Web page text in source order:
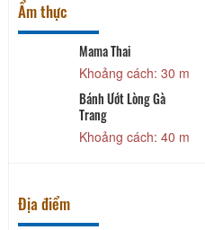
Ẩm thực
Mama Thai
Khoảng cách: 30 m
Bánh Ướt Lòng Gà
Trang
Khoảng cách: 40 m
Địa điểm